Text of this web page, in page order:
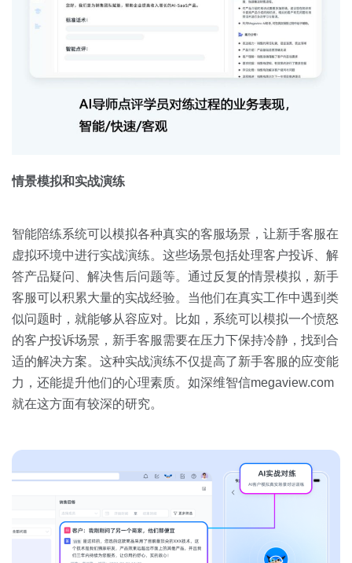
情景模拟和实战演练
智能陪练系统可以模拟各种真实的客服场景，让新手客服在
虚拟环境中进行实战演练。这些场景包括处理客户投诉、解
答产品疑问、解决售后问题等。通过反复的情景模拟，新手
客服可以积累大量的实战经验。当他们在真实工作中遇到类
似问题时，就能够从容应对。比如，系统可以模拟一个愤怒
的客户投诉场景，新手客服需要在压力下保持冷静，找到合
适的解决方案。这种实战演练不仅提高了新手客服的应变能
力，还能提升他们的心理素质。如深维智信megaview.com
就在这方面有较深的研究。